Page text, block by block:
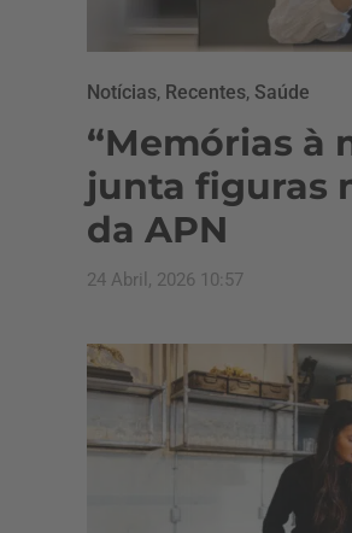
Notícias, Recentes, Saúde
“Memórias à
junta figuras
da APN
24 Abril, 2026 10:57